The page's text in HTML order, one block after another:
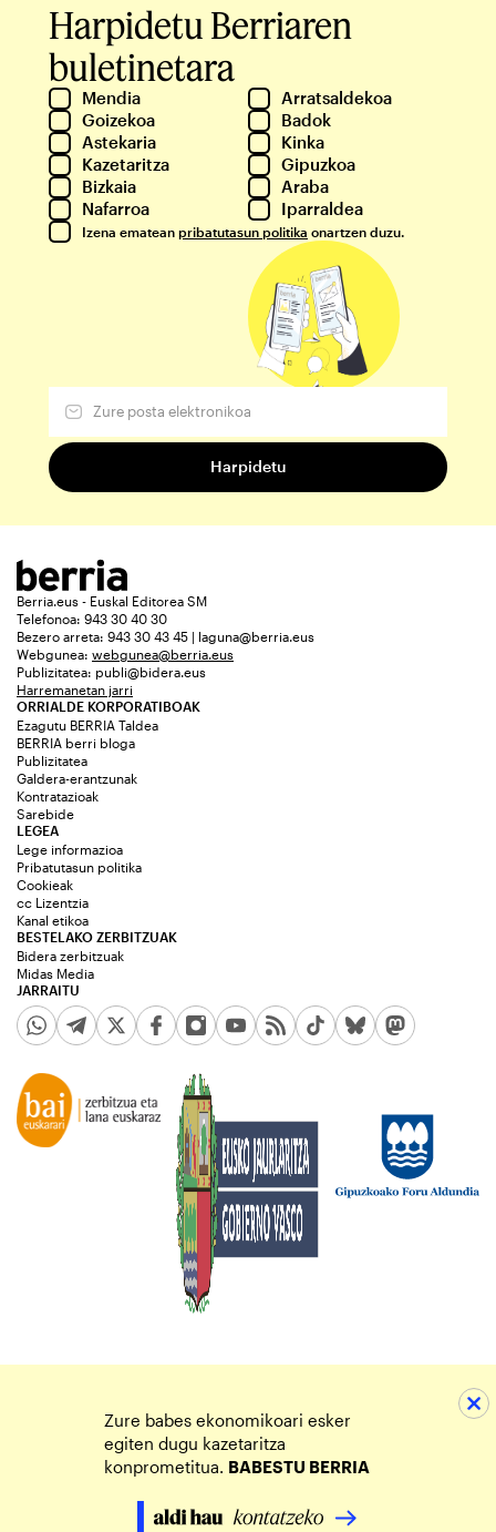
Harpidetu Berriaren
buletinetara
Mendia
Arratsaldekoa
Goizekoa
Badok
Astekaria
Kinka
Kazetaritza
Gipuzkoa
Bizkaia
Araba
Nafarroa
Iparraldea
Izena ematean pribatutasun politika onartzen duzu.
Berria.eus - Euskal Editorea SM
Telefonoa: 943 30 40 30
Bezero arreta: 943 30 43 45 | laguna@berria.eus
Webgunea: webgunea@berria.eus
Publizitatea: publi@bidera.eus
Harremanetan jarri
ORRIALDE KORPORATIBOAK
Ezagutu BERRIA Taldea
BERRIA berri bloga
Publizitatea
Galdera-erantzunak
Kontratazioak
Sarebide
JARRAITU
LEGEA
Lege informazioa
Pribatutasun politika
Cookieak
cc Lizentzia
Kanal etikoa
BESTELAKO ZERBITZUAK
Bidera zerbitzuak
Midas Media
Zure babes ekonomikoari esker
egiten dugu kazetaritza
konprometitua. BABESTU BERRIA